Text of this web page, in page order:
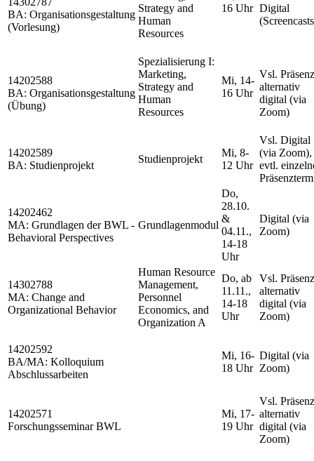
BA: Organisationsgestaltung
(Vorlesung)
Strategy and
Human
Resources
16 Uhr Digital
14202588
BA: Organisationsgestaltung
(Übung)
Spezialisierung I:
Marketing,
Strategy and
Human
Resources
Mi, 14-
16 Uhr
Vsl.
alternativ
digital (via
Zoom)
14202589
BA: Studienprojekt
Studienprojekt
Mi, 8-
12 Uhr
Vsl. Digital
(via Zoom),
evtl.
14202462
MA: Grundlagen der BWL -
Behavioral Perspectives
Grundlagenmodul
Do,
28.10.
&
04.11.,
14-18
Uhr
Digital (via
Zoom)
14302788
MA: Change and
Organizational Behavior
Human Resource
Management,
Personnel
Economics, and
Organization A
Do, ab
11.11.,
14-18
Uhr
Vsl.
alternativ
digital (via
Zoom)
14202592
BA/MA: Kolloquium
Abschlussarbeiten
Mi, 16-
18 Uhr
Digital (via
Zoom)
14202571
Forschungsseminar BWL
Mi, 17-
19 Uhr
Vsl.
alternativ
digital (via
Zoom)